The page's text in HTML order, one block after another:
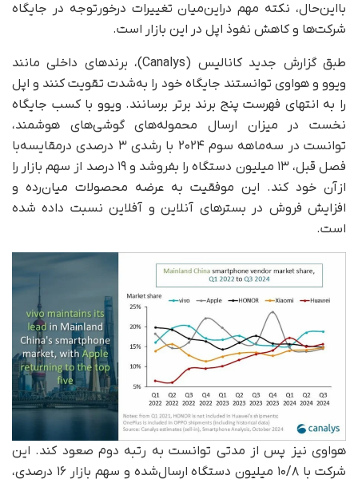
بااین‌حال، نکته مهم در‌این‌میان تغییرات درخورتوجه در جایگاه
شرکت‌ها و کاهش نفوذ اپل در این بازار است.
طبق گزارش جدید کانالیس (Canalys)، برندهای داخلی مانند
ویوو و هواوی توانستند جایگاه خود را به‌شدت تقویت کنند و اپل
را به انتهای فهرست پنج برند برتر برسانند. ویوو با کسب جایگاه
نخست در میزان ارسال محموله‌های گوشی‌های هوشمند،
توانست در سه‌ماهه سوم ۲۰۲۴ با رشدی ۳ درصدی درمقایسه‌با
فصل قبل، ۱۳ میلیون دستگاه را بفروشد و ۱۹ درصد از سهم بازار را
از‌آن خود کند. این موفقیت به عرضه محصولات میان‌رده و
افزایش فروش در بسترهای آنلاین و آفلاین نسبت داده شده
است.
هواوی نیز پس از مدتی توانست به رتبه دوم صعود کند. این
شرکت با ۱۰/۸ میلیون دستگاه ارسال‌شده و سهم بازار ۱۶ درصدی،